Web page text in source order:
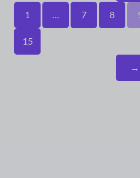
1 … 7 8
15
→